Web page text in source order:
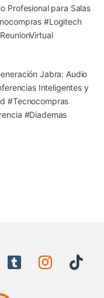
Profesional para Salas
#Logitech
Jabra: Audio
Inteligentes y
#Tecnocompras
#Diademas